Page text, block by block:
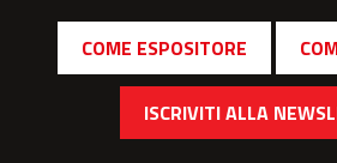
COME ESPOSITORE
ISCRIVITI ALLA